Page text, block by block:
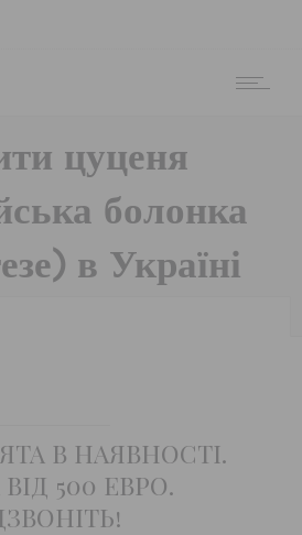
цуценя
болонка
в Україні
В НАЯВНОСТІ.
500 ЕВРО.